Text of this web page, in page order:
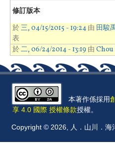
修訂版本
於三, 04/15/2015 - 19:24 由 田駿
表
於二, 06/24/2014 - 13:19 由 Chou
本著作係採用
享 4.0 國際 授權條款授權。
Copyright © 2026, 人．山川．海